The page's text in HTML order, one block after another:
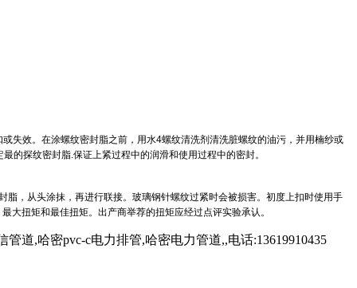
失效。在涂螺纹密封脂之前，用水4螺纹清洗剂清洗脏螺纹的油污，并用楠纱或
的探纹密封脂.保证上紧过程中的润滑和使用过程中的密封。
，从头涂抹，再进行联接。玻璃钢针螺纹过紧时会被损害。初度上扣时使用手
大扭矩和最佳扭矩。出产商举荐的扭矩应经过点评实验承认。
道,哈密pvc-c电力排管,哈密电力管道,,电话:13619910435